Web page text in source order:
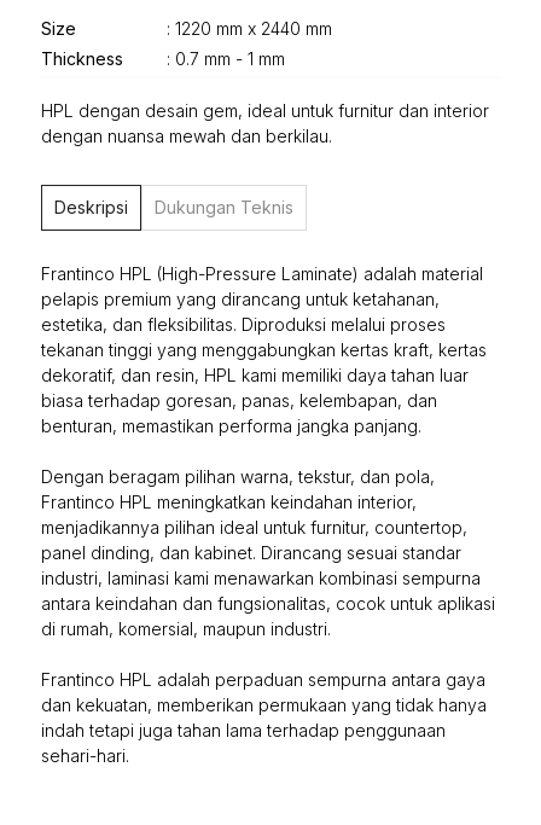
Size
: 1220 mm x 2440 mm
Thickness
: 0.7 mm - 1 mm
HPL dengan desain gem, ideal untuk furnitur dan interior
dengan nuansa mewah dan berkilau.
Deskripsi Dukungan Teknis
Frantinco HPL (High-Pressure Laminate) adalah material
pelapis premium yang dirancang untuk ketahanan,
estetika, dan fleksibilitas. Diproduksi melalui proses
tekanan tinggi yang menggabungkan kertas kraft, kertas
dekoratif, dan resin, HPL kami memiliki daya tahan luar
biasa terhadap goresan, panas, kelembapan, dan
benturan, memastikan performa jangka panjang.
Dengan beragam pilihan warna, tekstur, dan pola,
Frantinco HPL meningkatkan keindahan interior,
menjadikannya pilihan ideal untuk furnitur, countertop,
panel dinding, dan kabinet. Dirancang sesuai standar
industri, laminasi kami menawarkan kombinasi sempurna
antara keindahan dan fungsionalitas, cocok untuk aplikasi
di rumah, komersial, maupun industri.
Frantinco HPL adalah perpaduan sempurna antara gaya
dan kekuatan, memberikan permukaan yang tidak hanya
indah tetapi juga tahan lama terhadap penggunaan
sehari-hari.